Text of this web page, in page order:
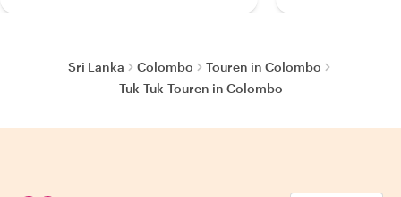
Sri Lanka Colombo
Touren in Colombo
Tuk-Tuk-Touren in Colombo